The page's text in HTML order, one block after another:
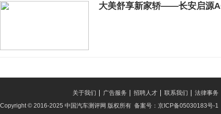
大美舒享新家轿——长安启源
法律事务
联系我们
招聘人才
广告服务
关于我们
Copyright © 2016-2025 中国汽车测评网 版权所有 备案号：京ICP备05030183号-1